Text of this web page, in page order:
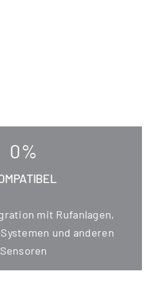
0%
mit Ruf­an­la­gen,
und ande­ren
Sensoren